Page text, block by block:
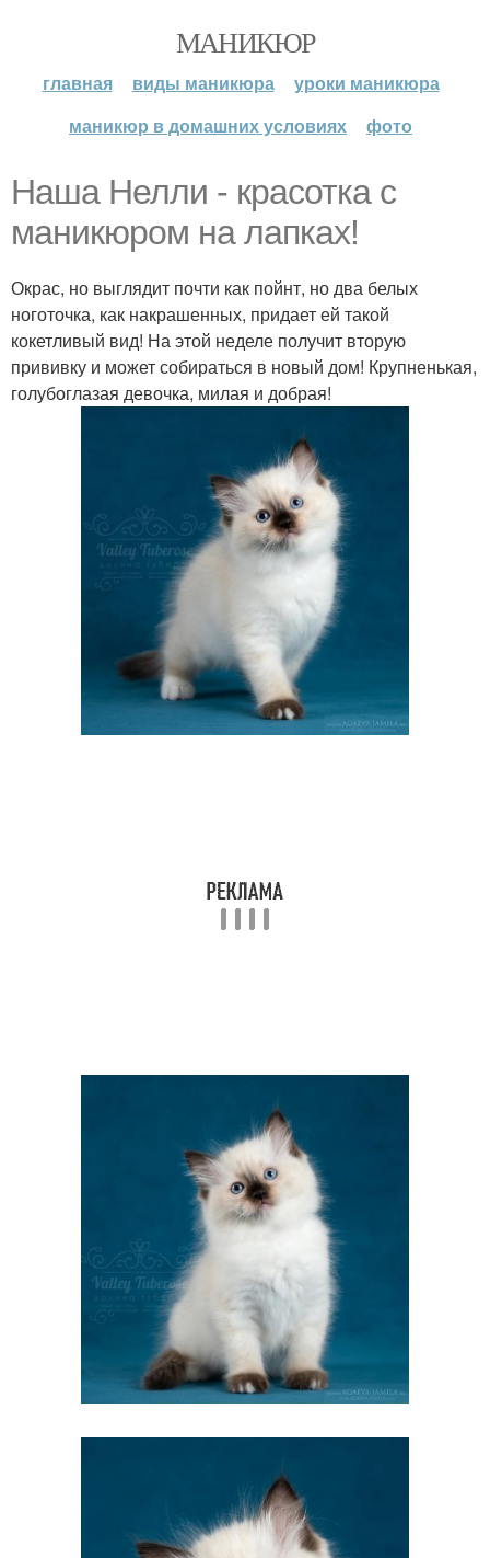
МАНИКЮР
главная виды маникюра
уроки маникюра
маникюр в домашних условиях
фото
Наша Нелли - красотка с
маникюром на лапках!
Окрас, но выглядит почти как пойнт, но два белых
ноготочка, как накрашенных, придает ей такой
кокетливый вид! На этой неделе получит вторую
прививку и может собираться в новый дом! Крупненькая,
голубоглазая девочка, милая и добрая!